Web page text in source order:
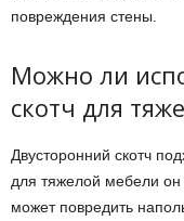
повреждения стены.
Можно ли
скотч для
Двусторонний скотч
для тяжелой мебели
может повредить